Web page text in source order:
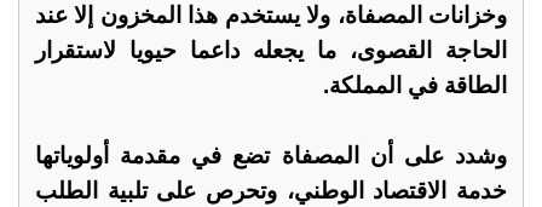
وخزانات المصفاة، ولا يستخدم هذا المخزون إلا عند
الحاجة القصوى، ما يجعله داعما حيويا لاستقرار
الطاقة في المملكة.
وشدد على أن المصفاة تضع في مقدمة أولوياتها
خدمة الاقتصاد الوطني، وتحرص على تلبية الطلب